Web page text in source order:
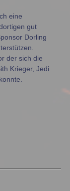
eine
gut
Dorling
der sich die
Krieger, Jedi